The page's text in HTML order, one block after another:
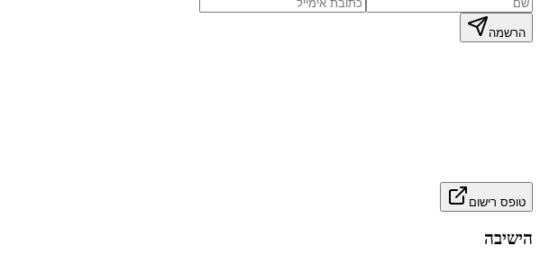
הרשמה
טופס רישום
הישיבה